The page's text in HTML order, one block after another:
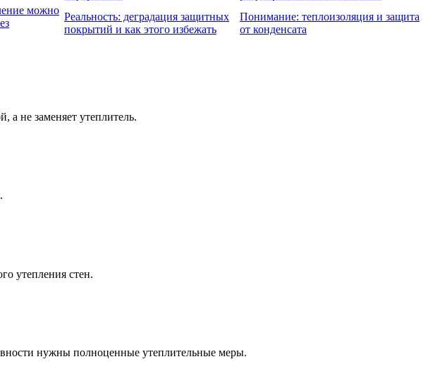
можно
Реальность: деградация защитных
покрытий и как этого избежать
Понимание: теплоизоляция и защита
от конденсата
а не заменяет утеплитель.
утепления стен.
нужны полноценные утеплительные меры.